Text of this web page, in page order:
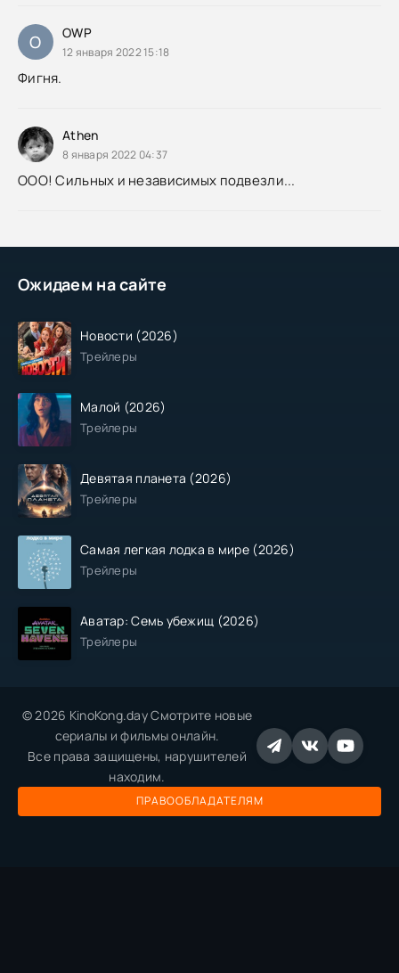
Ожидаем на сайте
Новости (2026)
Трейлеры
Малой (2026)
Трейлеры
Девятая планета (2026)
Трейлеры
Самая легкая лодка в мире (2026)
Трейлеры
Аватар: Семь убежищ (2026)
Трейлеры
O OWP
12 января 2022 15:18
Фигня.
Athen
8 января 2022 04:37
ООО! Сильных и независимых подвезли...
© 2026 KinoKong.day Смотрите новые
сериалы и фильмы онлайн.
Все права защищены, нарушителей
находим.
ПРАВООБЛАДАТЕЛЯМ